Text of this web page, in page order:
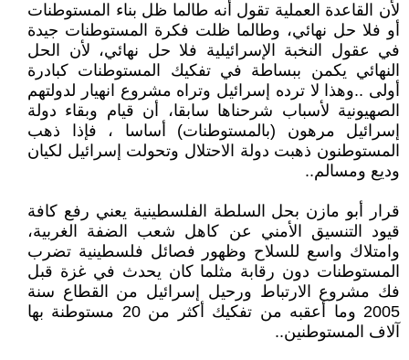
لأن القاعدة العملية تقول أنه طالما ظل بناء المستوطنات
أو فلا حل نهائي، وطالما ظلت فكرة المستوطنات جيدة
في عقول النخبة الإسرائيلية فلا حل نهائي، لأن الحل
النهائي يكمن ببساطة في تفكيك المستوطنات كبادرة
أولى ..وهذا لا ترده إسرائيل وتراه مشروع انهيار لدولتهم
الصهيونية لأسباب شرحناها سابقا، أن قيام وبقاء دولة
إسرائيل مرهون (بالمستوطنات) أساسا ، فإذا ذهب
المستوطنون ذهبت دولة الاحتلال وتحولت إسرائيل لكيان
وديع ومسالم..
قرار أبو مازن بحل السلطة الفلسطينية يعني رفع كافة
قيود التنسيق الأمني عن كاهل شعب الضفة الغربية،
وامتلاك واسع للسلاح وظهور فصائل فلسطينية تضرب
المستوطنات دون رقابة مثلما كان يحدث في غزة قبل
فك مشروع الارتباط ورحيل إسرائيل من القطاع سنة
2005 وما أعقبه من تفكيك أكثر من 20 مستوطنة بها
آلاف المستوطنين..